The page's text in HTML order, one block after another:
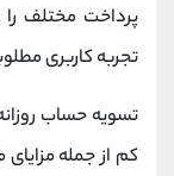
پرداخت مختلف را
تجربه کاربری
تسویه‌ حساب
کم از جمله